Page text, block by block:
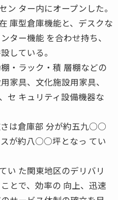
ン ター内にオープンした。
庫型倉庫機能と、デスクな
ター機能 を合わせ持ち、
している。
・ラック・積 層棚などの
家具、文化施設用家具、
セ キュリティ設備機器な
は倉庫部 分が約五九○○
が約八○○坪となっ てい
い た関東地区のデリバリ
とで、効率の 向上、迅速